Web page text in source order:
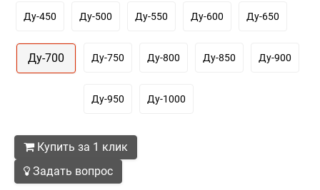
Ду-450 Ду-500 Ду-550 Ду-600 Ду-650
Ду-700 Ду-750 Ду-800 Ду-850 Ду-900
Ду-950 Ду-1000
Купить за 1 клик
Задать вопрос